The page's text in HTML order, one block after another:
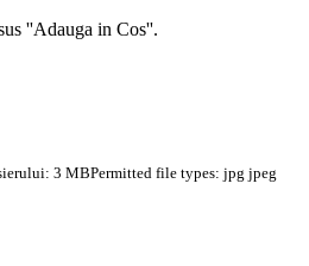
''Adauga in Cos''.
3 MBPermitted file types: jpg jpeg